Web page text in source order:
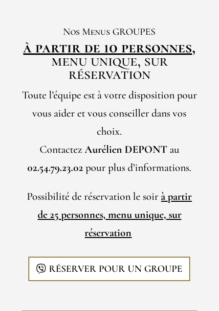
Nos Menus GROUPES
à partir de 10 personnes,
menu unique, sur
réservation
Toute l’équipe est à votre disposition pour
vous aider et vous conseiller dans vos
choix.
ContactezAurélien DEPONTau
02.54.79.23.02pour plus d’informations.
Possibilité de réservation le soir à partir
de 25 personnes, menu unique, sur
réservation
RÉSERVER POUR UN GROUPE